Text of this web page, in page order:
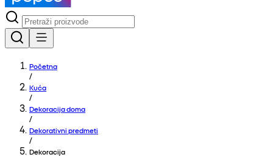
Početna
/
Kuća
/
Dekoracija doma
/
Dekorativni predmeti
/
Dekoracija